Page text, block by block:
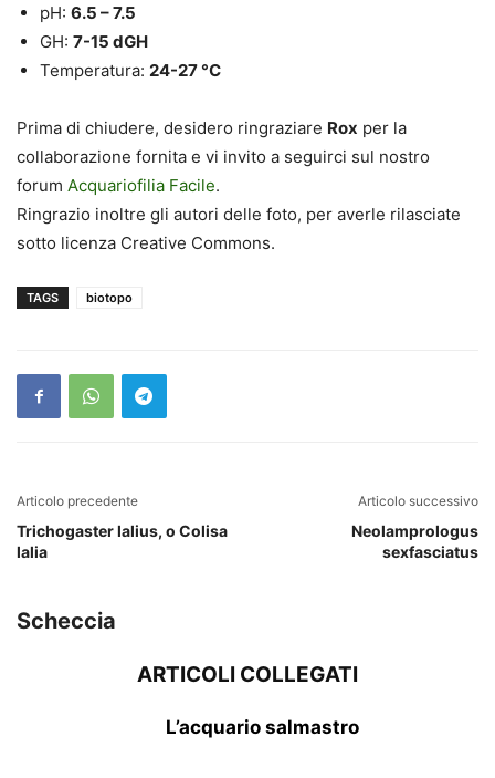
pH: 6.5 – 7.5
GH: 7-15 dGH
Temperatura: 24-27 °C
Prima di chiudere, desidero ringraziare Rox per la
collaborazione fornita e vi invito a seguirci sul nostro
forum Acquariofilia Facile.
Ringrazio inoltre gli autori delle foto, per averle rilasciate
sotto licenza Creative Commons.
TAGS biotopo
Articolo precedente
Trichogaster lalius, o Colisa
lalia
Articolo successivo
Neolamprologus
sexfasciatus
Scheccia
ARTICOLI COLLEGATI
L’acquario salmastro